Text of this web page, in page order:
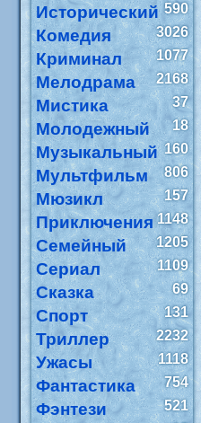
Исторический 590
Комедия 3026
Криминал 1077
Мелодрама 2168
Мистика 37
Молодежный 18
Музыкальный 160
Мультфильм 806
Мюзикл 157
Приключения 1148
Семейный 1205
Сериал 1109
Сказка 69
Спорт 131
Триллер 2232
Ужасы 1118
Фантастика 754
Фэнтези
521